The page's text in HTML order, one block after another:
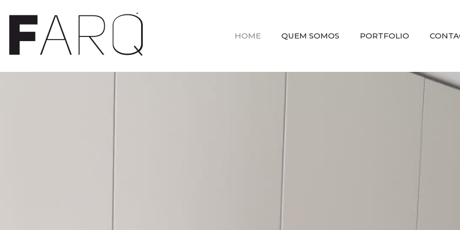
HOME QUEM SOMOS PORTFOLIO